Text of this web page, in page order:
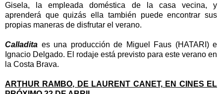
Gisela, la empleada doméstica de la casa vecina, y
aprenderá que quizás ella también puede encontrar sus
propias maneras de disfrutar el verano.
Calladita es una producción de Miguel Faus (HATARI) e
Ignacio Delgado. El rodaje está previsto para este verano en
la Costa Brava.
ARTHUR RAMBO, DE LAURENT CANET, EN CINES EL